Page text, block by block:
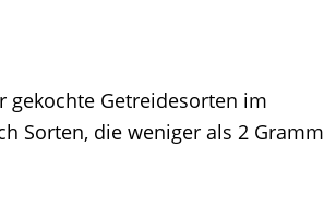
gekochte Getreidesorten im
Sorten, die weniger als 2 Gramm